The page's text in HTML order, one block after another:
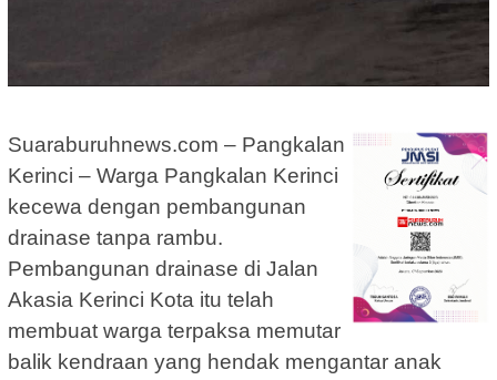
Suaraburuhnews.com – Pangkalan
Kerinci – Warga Pangkalan Kerinci
kecewa dengan pembangunan
drainase tanpa rambu.
Pembangunan drainase di Jalan
Akasia Kerinci Kota itu telah
membuat warga terpaksa memutar
balik kendraan yang hendak mengantar anak